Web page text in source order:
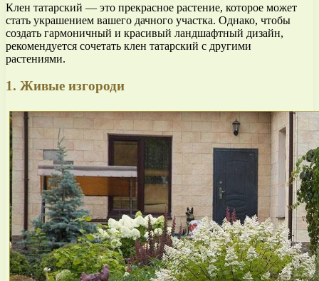
Клен татарский — это прекрасное растение, которое может
стать украшением вашего дачного участка. Однако, чтобы
создать гармоничный и красивый ландшафтный дизайн,
рекомендуется сочетать клен татарский с другими
растениями.
1. Живые изгороди